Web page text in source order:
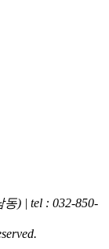
동) | tel : 032-850-